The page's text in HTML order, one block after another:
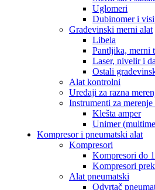
Uglomeri
Dubinomer i
Građevinski merni alat
Libela
Pantljika, merni
Laser, nivelir i
Ostali
Alat kontrolni
Uređaji za razna
Instrumenti za
Klešta amper
Unimer
Kompresor i pneumatski alat
Kompresori
Kompresori do
Kompresori
Alat pneumatski
Odvrtač